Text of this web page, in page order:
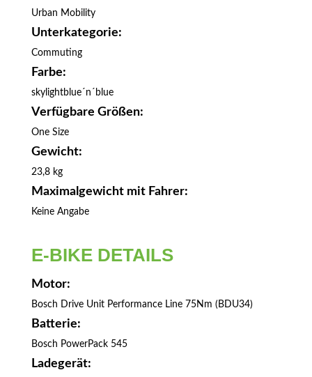
Urban Mobility
Unterkategorie:
Commuting
Farbe:
skylightblue´n´blue
Verfügbare Größen:
One Size
Gewicht:
23,8 kg
Maximalgewicht mit Fahrer:
Keine Angabe
E-BIKE DETAILS
Motor:
Bosch Drive Unit Performance Line 75Nm (BDU34)
Batterie:
Bosch PowerPack 545
Ladegerät: